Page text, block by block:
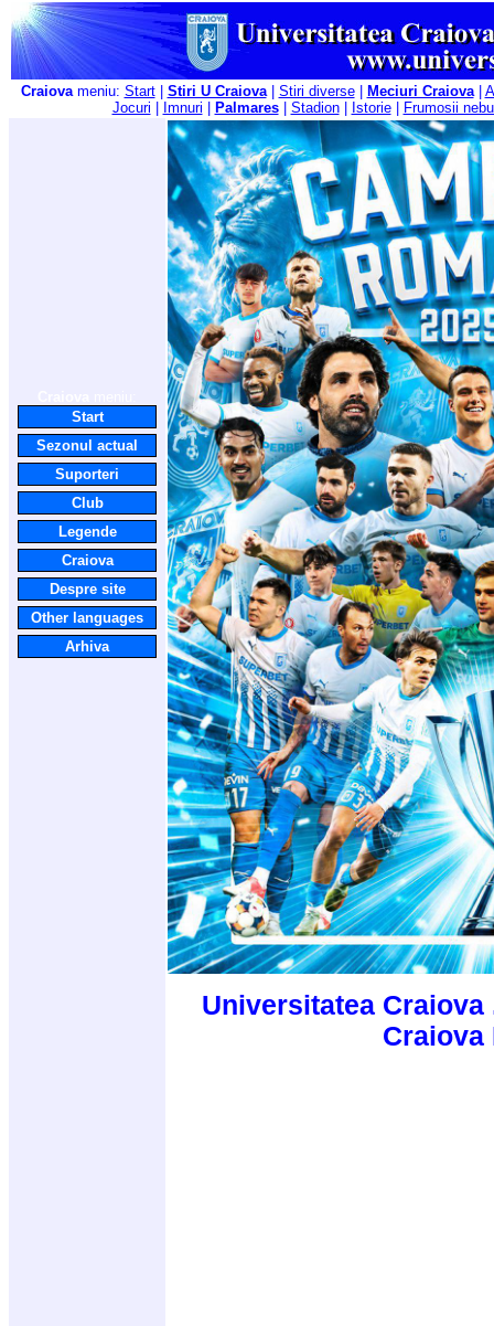
Craiovameniu: Start| Stiri U Craiova| Stiri diverse| Meciuri Craiova|
Jocuri
Imnuri Palmares| Stadion| Istorie| Frumosii
Start
Sezonul actual
Suporteri
Club
Legende
Craiova
Despre site
Other languages
Arhiva
Universitatea
Craiova